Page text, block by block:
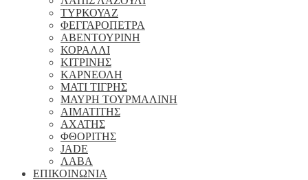
ΤΥΡΚΟΥΑΖ
ΦΕΓΓΑΡΟΠΕΤΡΑ
ΑΒΕΝΤΟΥΡΙΝΗ
ΚΟΡΑΛΛΙ
ΚΙΤΡΙΝΗΣ
ΚΑΡΝΕΟΛΗ
ΜΑΤΙ ΤΙΓΡΗΣ
ΜΑΥΡΗ ΤΟΥΡΜΑΛΙΝΗ
ΑΙΜΑΤΙΤΗΣ
ΑΧΑΤΗΣ
ΦΘΟΡΙΤΗΣ
JADE
ΛΑΒΑ
ΕΠΙΚΟΙΝΩΝΙΑ